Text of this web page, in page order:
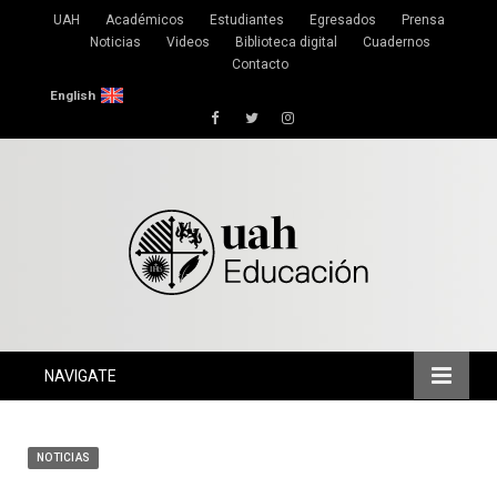
UAH Académicos Estudiantes Egresados
Prensa
Noticias
Videos Biblioteca digital
Cuadernos
Contacto
English
FacebookTwitterInstagram
NAVIGATE
NOTICIAS